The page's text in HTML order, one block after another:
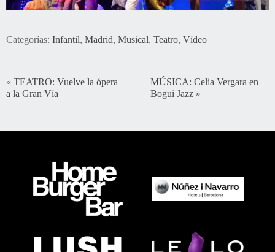
Categorías: Infantil, Madrid, Musical, Teatro, Vídeo
« TEATRO: Vuelve la ópera
a la Gran Vía
MÚSICA: Celia Vergara en
Bogui Jazz »